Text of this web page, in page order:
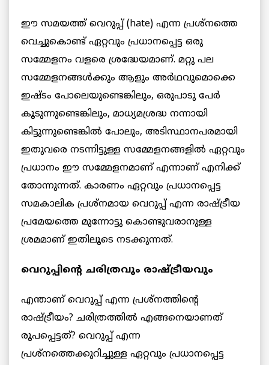
ഈ സമയത്ത് വെറുപ്പ് (hate) എന്ന പ്രശ്‌നത്തെ
വെച്ചുകൊണ്ട് ഏറ്റവും പ്രധാനപ്പെട്ട ഒരു
സമ്മേളനം വളരെ ശ്രദ്ധേയമാണ്. മറ്റു പല
സമ്മേളനങ്ങൾക്കും ആളും അർഥവുമൊക്കെ
ഇഷ്ടം പോലെയുണ്ടെങ്കിലും, ഒരുപാടു പേർ
കൂടുന്നുണ്ടെങ്കിലും, മാധ്യമശ്രദ്ധ നന്നായി
കിട്ടുന്നുണ്ടെങ്കിൽ പോലും, അടിസ്ഥാനപരമായി
ഇതുവരെ നടന്നിട്ടുള്ള സമ്മേളനങ്ങളിൽ ഏറ്റവും
പ്രധാനം ഈ സമ്മേളനമാണ് എന്നാണ് എനിക്ക്
തോന്നുന്നത്. കാരണം ഏറ്റവും പ്രധാനപ്പെട്ട
സമകാലിക പ്രശ്‌നമായ വെറുപ്പ് എന്ന രാഷ്ട്രീയ
പ്രമേയത്തെ മുന്നോട്ടു കൊണ്ടുവരാനുള്ള
ശ്രമമാണ് ഇതിലൂടെ നടക്കുന്നത്.
വെറുപ്പിന്റെ ചരിത്രവും രാഷ്ട്രീയവും
എന്താണ് വെറുപ്പ് എന്ന പ്രശ്നത്തിന്റെ
രാഷ്ട്രീയം? ചരിത്രത്തിൽ എങ്ങനെയാണത്
രൂപപ്പെട്ടത്? വെറുപ്പ് എന്ന
പ്രശ്നത്തെക്കുറിച്ചുള്ള ഏറ്റവും പ്രധാനപ്പെട്ട